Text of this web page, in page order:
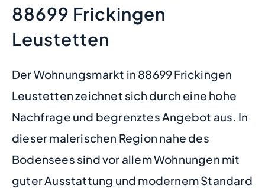
88699 Frickingen
Leustetten
Der Wohnungsmarkt in 88699 Frickingen
Leustetten zeichnet sich durch eine hohe
Nachfrage und begrenztes Angebot aus. In
dieser malerischen Region nahe des
Bodensees sind vor allem Wohnungen mit
guter Ausstattung und modernem Standard